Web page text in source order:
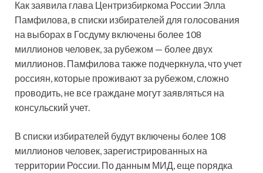
Как заявила глава Центризбиркома России Элла
Памфилова, в списки избирателей для голосования
на выборах в Госдуму включены более 108
миллионов человек, за рубежом — более двух
миллионов. Памфилова также подчеркнула, что учет
россиян, которые проживают за рубежом, сложно
проводить, не все граждане могут заявляться на
консульский учет.
В списки избирателей будут включены более 108
миллионов человек, зарегистрированных на
территории России. По данным МИД, еще порядка